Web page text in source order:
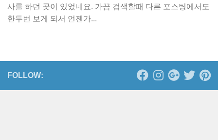
사를 하던 곳이 있었네요. 가끔 검색할때 다른 포스팅에서도
한두번 보게 되서 언젠가...
FOLLOW: